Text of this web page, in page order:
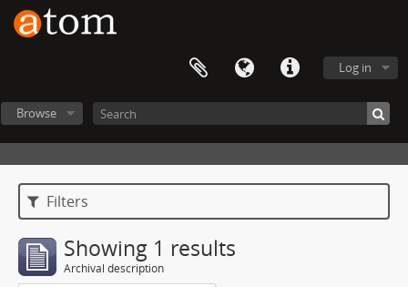
Log in
Browse
Filters
Showing 1 results
Archival description